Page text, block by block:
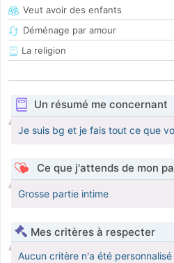
Veut avoir des enfants
Déménage par amour
La religion
Un résumé me concernant
Je suis bg et je fais tout ce que
Ce que j'attends de mon
Grosse partie intime
Mes critères à respecter
Aucun critère n'a été personnalisé